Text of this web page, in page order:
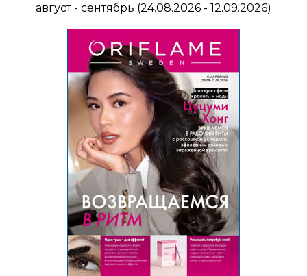
август - сентябрь (24.08.2026 - 12.09.2026)